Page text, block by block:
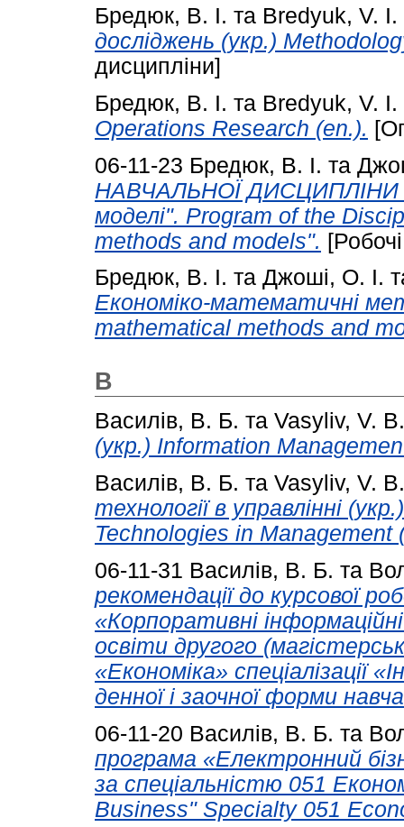
Бредюк, В. І. та Bredyuk, V. I.
досліджень (укр.)
дисципліни]
Бредюк, В. І. та Bredyuk, V. I.
Operations Research (en.).
06-11-23 Бредюк, В. І. та
НАВЧАЛЬНОЇ ДИСЦИПЛІНИ
моделі". Program of the
methods and models".
Бредюк, В. І. та Джоші, О. І.
Економіко-математичні
mathematical methods and
В
Василів, В. Б. та Vasyliv, V. B.
(укр.) Information
Василів, В. Б. та Vasyliv, V. B.
технології в управлінні
Technologies in Management
06-11-31 Василів, В. Б. та
рекомендації до курсової
«Корпоративні
освіти другого
«Економіка» спеціалізації
денної і заочної форми
06-11-20 Василів, В. Б. та
програма «Електронний
за спеціальністю 051
Business" Specialty 051